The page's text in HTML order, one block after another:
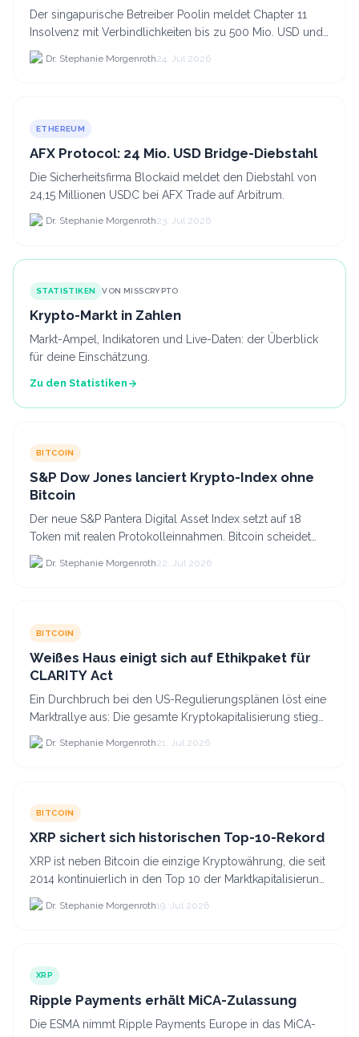
Der singapurische Betreiber Poolin meldet Chapter 11
Insolvenz mit Verbindlichkeiten bis zu 500 Mio. USD und
plant den Verkauf zweier Texas-Standorte für.
Dr. Stephanie Morgenroth24. Jul 2026
ETHEREUM
AFX Protocol: 24 Mio. USD Bridge-Diebstahl
Die Sicherheitsfirma Blockaid meldet den Diebstahl von
24,15 Millionen USDC bei AFX Trade auf Arbitrum.
Dr. Stephanie Morgenroth23. Jul 2026
STATISTIKEN VON MISSCRYPTO
Krypto-Markt in Zahlen
Markt-Ampel, Indikatoren und Live-Daten: der Überblick
für deine Einschätzung.
Zu den Statistiken
BITCOIN
S&P Dow Jones lanciert Krypto-Index ohne
Bitcoin
Der neue S&P Pantera Digital Asset Index setzt auf 18
Token mit realen Protokolleinnahmen. Bitcoin scheidet
aufgrund fehlender Erträge für Halter aus dem.
Dr. Stephanie Morgenroth22. Jul 2026
BITCOIN
Weißes Haus einigt sich auf Ethikpaket für
CLARITY Act
Ein Durchbruch bei den US-Regulierungsplänen löst eine
Marktrallye aus: Die gesamte Kryptokapitalisierung stieg
am 21.
Dr. Stephanie Morgenroth21. Jul 2026
BITCOIN
XRP sichert sich historischen Top-10-Rekord
XRP ist neben Bitcoin die einzige Kryptowährung, die seit
2014 kontinuierlich in den Top 10 der Marktkapitalisierung
verblieb.
Dr. Stephanie Morgenroth19. Jul 2026
XRP
Ripple Payments erhält MiCA-Zulassung
Die ESMA nimmt Ripple Payments Europe in das MiCA-